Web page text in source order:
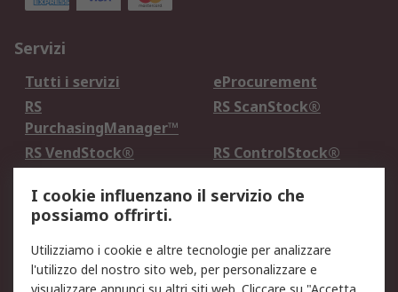
Servizi
Tutti i servizi
eProcurement
RS
PurchasingManager™
RS ScanStock®
RS VendStock®
RS ControlStock®
Legale
Informativa Cookie
Informativa Privacy -
Aggiornata
I cookie influenzano il servizio che
possiamo offrirti.
Utilizziamo i cookie e altre tecnologie per analizzare
l'utilizzo del nostro sito web, per personalizzare e